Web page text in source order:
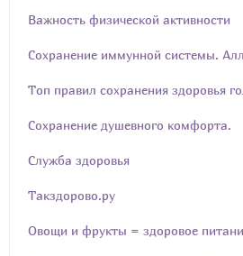
Важность физической активности
Сохранение иммунной системы.
Топ правил сохранения здоровья
Сохранение душевного комфорта.
Служба здоровья
Такздорово.ру
Овощи и фрукты = здоровое